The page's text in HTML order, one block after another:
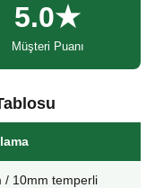
5.0★
Müşteri Puanı
/ 10mm temperli